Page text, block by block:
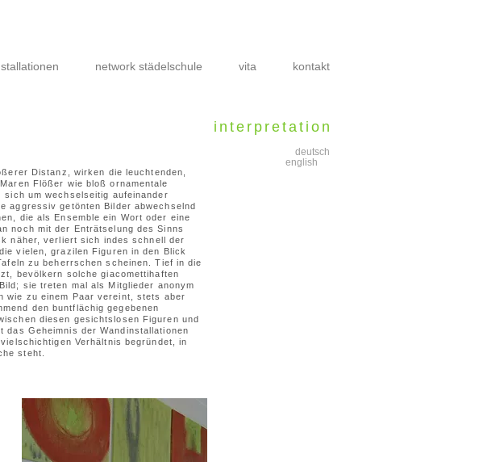
network städelschule vita kontakt
interpretation
english
Distanz, wirken die leuchtenden,
Flößer wie bloß ornamentale
um wechselseitig aufeinander
aggressiv getönten Bilder abwechselnd
die als Ensemble ein Wort oder eine
noch mit der Enträtselung des Sinns
näher, verliert sich indes schnell der
vielen, grazilen Figuren in den Blick
zu beherrschen scheinen. Tief in die
bevölkern solche giacomettihaften
sie treten mal als Mitglieder anonym
wie zu einem Paar vereint, stets aber
den buntflächig gegebenen
diesen gesichtslosen Figuren und
das Geheimnis der Wandinstallationen
Verhältnis begründet, in
steht.
deutsch